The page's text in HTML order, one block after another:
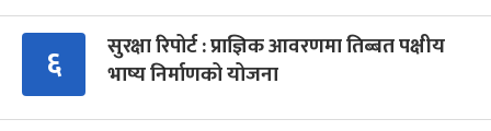
६
सुरक्षा रिपोर्ट : प्राज्ञिक आवरणमा तिब्बत पक्षीय
भाष्य निर्माणको योजना